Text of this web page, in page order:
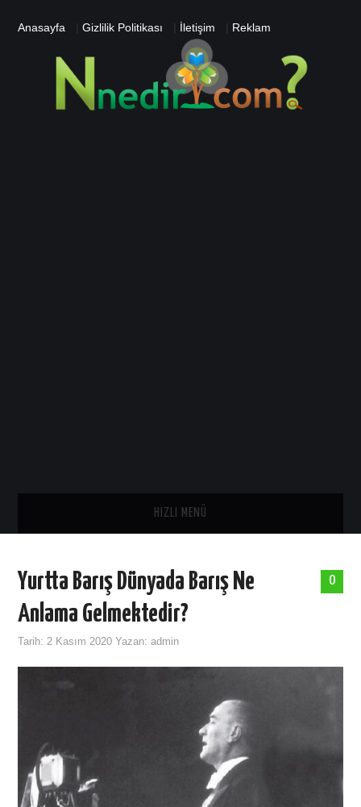
Anasayfa |Gizlilik Politikası İletişim Reklam
HIZLI MENÜ
GENEL
TATIL
BIYOLOJI
0
Yurtta Barış Dünyada Barış Ne
Anlama Gelmektedir?
Tarih: 2 Kasım 2020 Yazan:admin